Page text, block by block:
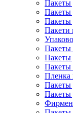
Пакеты
Пакеты
Пакеты
Пакети
Пакеты
Пакеты
Пакеты
Пленка
Пакеты
Пакеты